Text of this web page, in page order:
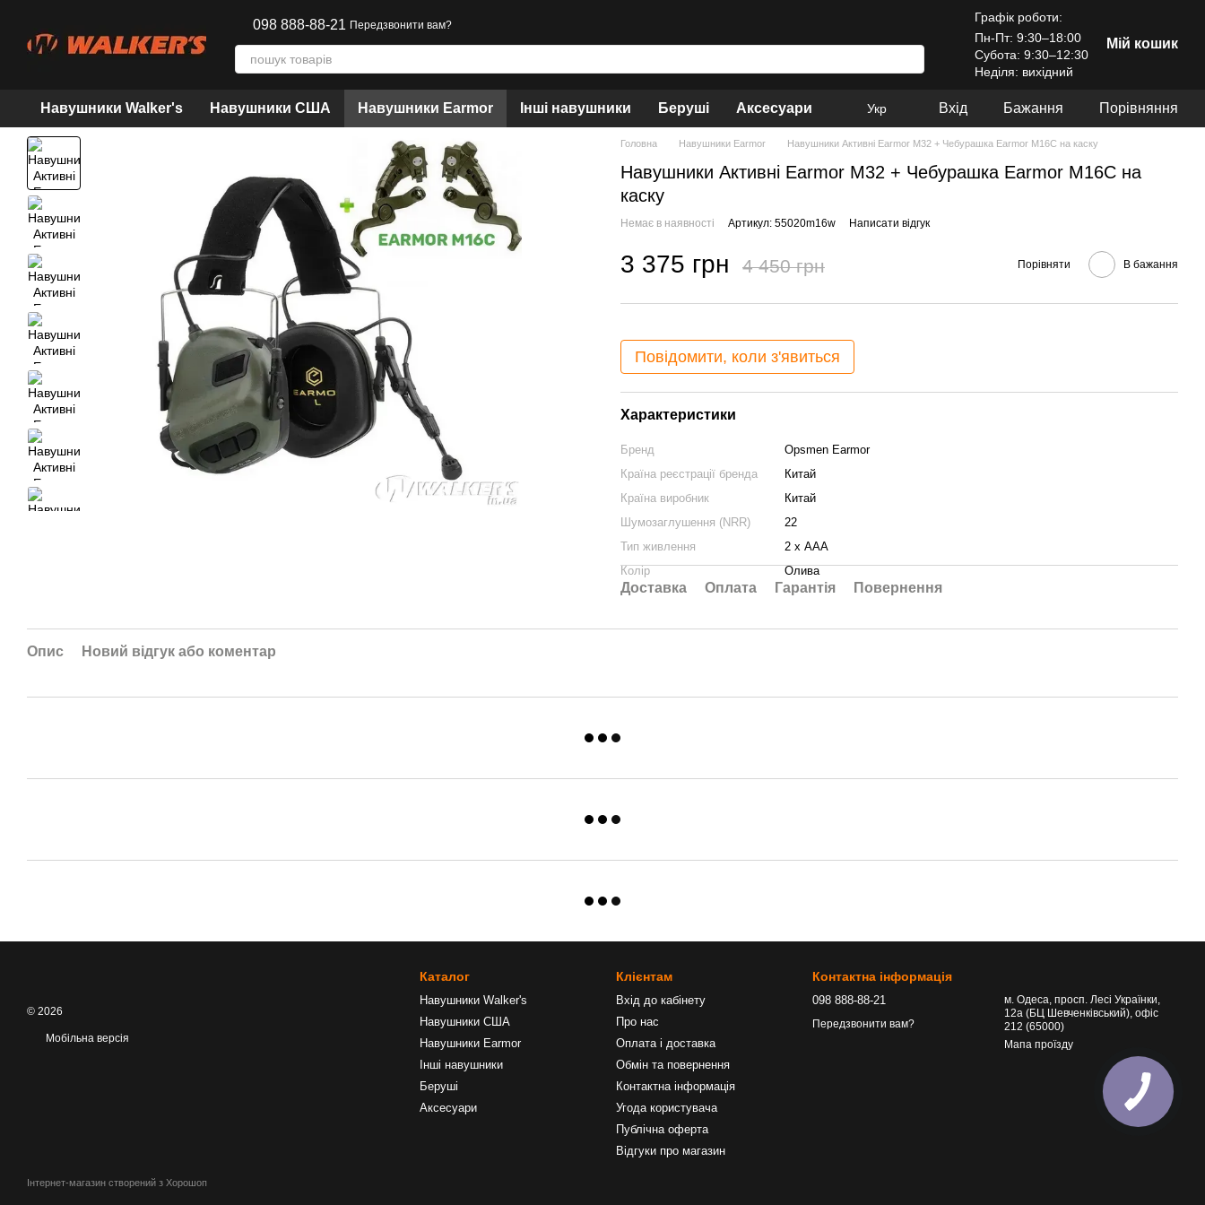
098 888-88-21 Передзвонити вам?
Графік роботи:
Пн-Пт: 9:30–18:00
Субота: 9:30–12:30
Неділя: вихідний
Мій кошик
Навушники Walker's Навушники США Навушники Earmor Інші навушники Беруші Аксесуари Укр Вхід Бажання Порівняння
Головна Навушники Earmor Навушники Активні Earmor M32 + Чебурашка Earmor M16C на каску
Навушники Активні Earmor M32 + Чебурашка Earmor M16C на
каску
Немає в наявності Артикул: 55020m16w Написати відгук
3 375 грн 4 450 грн Порівняти В бажання
Повідомити, коли з'явиться
Характеристики
Бренд
Opsmen Earmor
Країна реєстрації бренда
Китай
Країна виробник
Китай
Шумозаглушення (NRR)
22
Тип живлення
2 х AAA
Колір
Олива
Доставка Оплата Гарантія Повернення
Опис Новий відгук або коментар
© 2026
Мобільна версія
Інтернет-магазин створений з Хорошоп
Каталог
Навушники Walker's
Навушники США
Навушники Earmor
Інші навушники
Беруші
Аксесуари
Клієнтам
Вхід до кабінету
Про нас
Оплата і доставка
Обмін та повернення
Контактна інформація
Угода користувача
Публічна оферта
Відгуки про магазин
Контактна інформація
098 888-88-21
Передзвонити вам?
м. Одеса, просп. Лесі Українки,
12а (БЦ Шевченківський), офіс
212 (65000)
Мапа проїзду